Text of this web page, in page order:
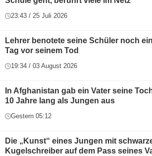
23:43 / 25 Juli 2026
Lehrer benotete seine Schüler noch
Tag vor seinem Tod
19:34 / 03 August 2026
In Afghanistan gab ein Vater seine
10 Jahre lang als Jungen aus
Gestern 05:12
Die „Kunst“ eines Jungen mit
Kugelschreiber auf dem Pass seines